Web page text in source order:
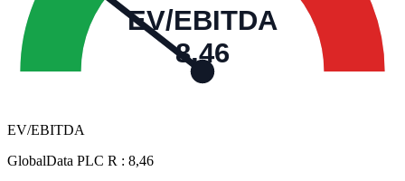
EV/EBITDA
8,46
EV/EBITDA
GlobalData PLC R : 8,46